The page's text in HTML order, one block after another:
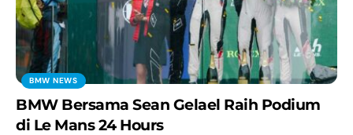
BMW NEWS
BMW Bersama Sean Gelael Raih Podium
di Le Mans 24 Hours